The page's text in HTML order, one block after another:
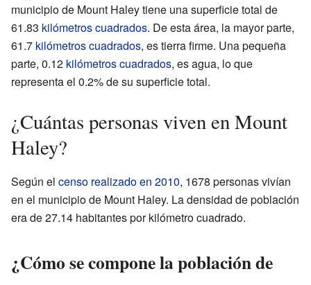
municipio de Mount Haley tiene una superficie total de
61.83 kilómetros cuadrados. De esta área, la mayor parte,
61.7 kilómetros cuadrados, es tierra firme. Una pequeña
parte, 0.12 kilómetros cuadrados, es agua, lo que
representa el 0.2% de su superficie total.
¿Cuántas personas viven en Mount
Haley?
Según el censo realizado en 2010, 1678 personas vivían
en el municipio de Mount Haley. La densidad de población
era de 27.14 habitantes por kilómetro cuadrado.
¿Cómo se compone la población de